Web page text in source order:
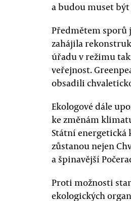
a budou muset být
Předmětem sporů
zahájila
úřadu v režimu
veřejnost.
obsadili
Ekologové dále
ke změnám
Státní energetická
zůstanou nejen
a špinavější
Proti možnosti
ekologických